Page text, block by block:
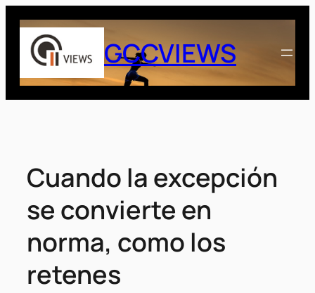
Saltar
contenido
GCCVIEWS
Cuando la excepción
se convierte en
norma, como los
retenes